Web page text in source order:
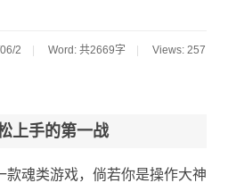
2 Word: 共2669字 Views: 257
上手的第一战
款魂类游戏，倘若你是操作大神